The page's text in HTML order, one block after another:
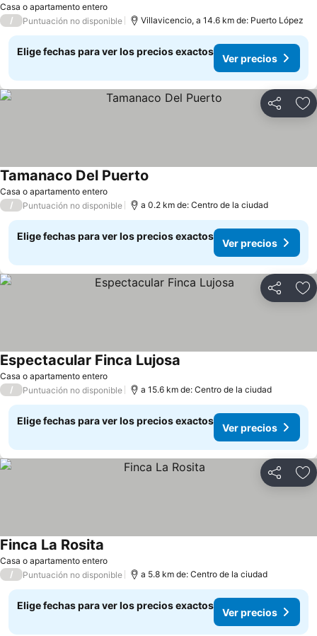
Casa o apartamento entero
/ Puntuación no disponible Villavicencio, a 14.6 km de: Puerto López
Elige fechas para ver los precios exactos
Ver precios
Compartir
Casa o apartamento entero
Tamanaco Del Puerto
/ Puntuación no disponible a 0.2 km de: Centro de la ciudad
Elige fechas para ver los precios exactos
Ver precios
Compartir
Casa o apartamento entero
Espectacular Finca Lujosa
/ Puntuación no disponible a 15.6 km de: Centro de la ciudad
Elige fechas para ver los precios exactos
Ver precios
Compartir
Casa o apartamento entero
Finca La Rosita
/ Puntuación no disponible a 5.8 km de: Centro de la ciudad
Elige fechas para ver los precios exactos
Ver precios